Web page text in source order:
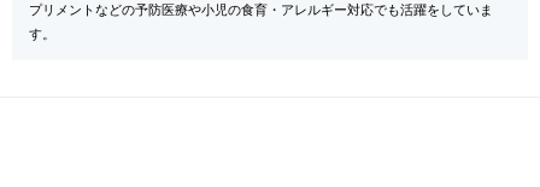
プリメントなどの予防医療や小児の食育・アレルギー対応でも活躍をしていま
す。